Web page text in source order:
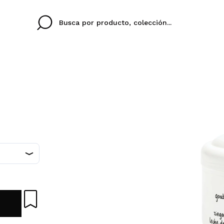
Al crear una cuenta
rápidamente, revisar
IDIOMA ENGLISH